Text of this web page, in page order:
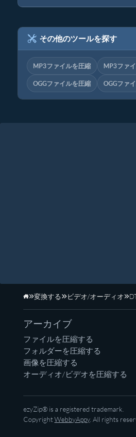
その他のツールを探す
MP3ファイルを圧縮 MP3ファ
OGGファイルを圧縮 OGGファ
ホーム
変換する ビデオ/オーディオ
アーカイブ
ファイルを圧縮する
フォルダーを圧縮する
画像を圧縮する
オーディオ/ビデオを圧縮する
ezyZip® is a registered trademark.
CopyrightWebbyAppy. All rights